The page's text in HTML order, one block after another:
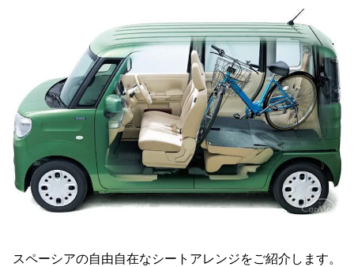
スペーシアの自由自在なシートアレンジをご紹介します。